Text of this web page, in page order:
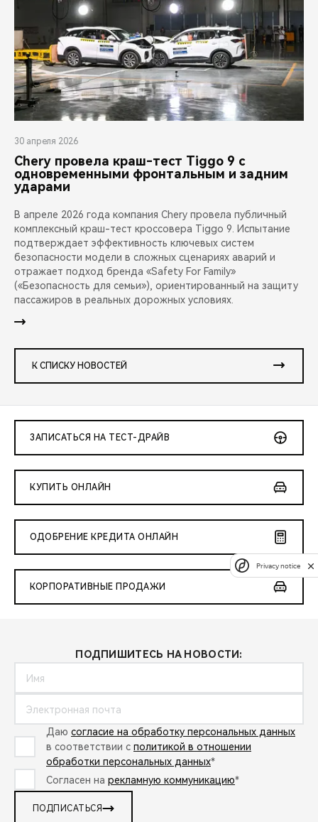
30 апреля 2026
Chery провела краш-тест Tiggo 9 с
одновременными фронтальным и задним
ударами
В апреле 2026 года компания Chery провела публичный
комплексный краш-тест кроссовера Tiggo 9. Испытание
подтверждает эффективность ключевых систем
безопасности модели в сложных сценариях аварий и
отражает подход бренда «Safety For Family»
(«Безопасность для семьи»), ориентированный на защиту
пассажиров в реальных дорожных условиях.
К СПИСКУ НОВОСТЕЙ
ЗАПИСАТЬСЯ НА ТЕСТ-ДРАЙВ
КУПИТЬ ОНЛАЙН
ОДОБРЕНИЕ КРЕДИТА ОНЛАЙН
КОРПОРАТИВНЫЕ ПРОДАЖИ
ПОДПИШИТЕСЬ НА НОВОСТИ:
Даю согласие на обработку персональных данных
в соответствии с политикой в отношении
обработки персональных данных*
Согласен на рекламную коммуникацию*
ПОДПИСАТЬСЯ
Privacy notice